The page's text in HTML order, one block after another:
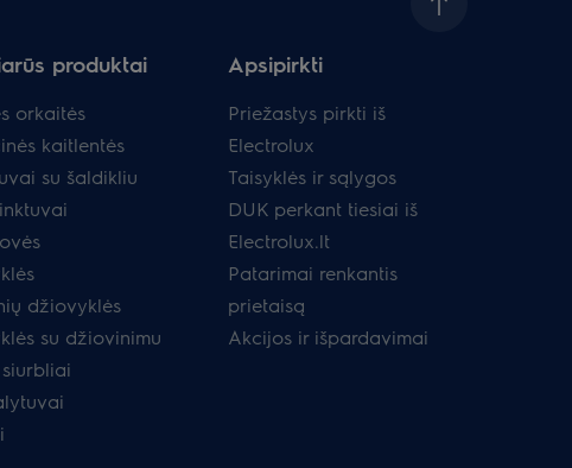
produktai
orkaitės
kaitlentės
su šaldikliu
džiovyklės
su džiovinimu
Apsipirkti
Priežastys pirkti iš
Electrolux
Taisyklės ir sąlygos
DUK perkant tiesiai iš
Electrolux.lt
Patarimai renkantis
prietaisą
Akcijos ir išpardavimai